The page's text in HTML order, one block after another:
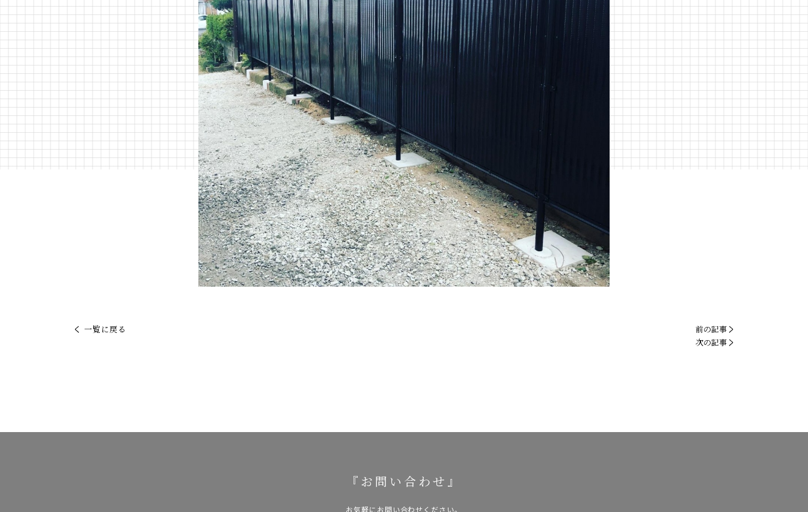
前の記事く
次の記事く
く 一覧に戻る
『お問い合わせ』
お気軽にお問い合わせください。